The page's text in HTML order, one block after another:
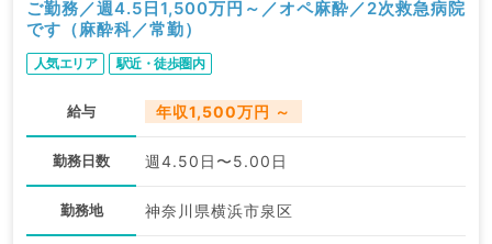
ご勤務／週4.5日1,500万円～／オペ麻酔／2次救急病院
です（麻酔科／常勤）
人気エリア 駅近・徒歩圏内
給与 年収1,500万円 ～
勤務日数 週4.50日〜5.00日
勤務地 神奈川県横浜市泉区